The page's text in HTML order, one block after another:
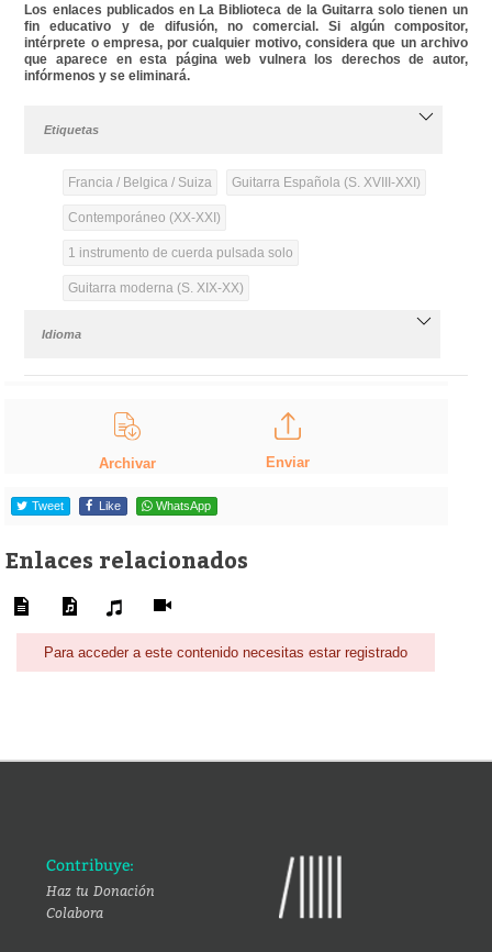
Los enlaces publicados en La Biblioteca de la Guitarra solo tienen un
fin educativo y de difusión, no comercial. Si algún compositor,
intérprete o empresa, por cualquier motivo, considera que un archivo
que aparece en esta página web vulnera los derechos de autor,
infórmenos y se eliminará.
Etiquetas
Francia / Belgica / Suiza Guitarra Española (S. XVIII-XXI)
Contemporáneo (XX-XXI)
1 instrumento de cuerda pulsada solo
Guitarra moderna (S. XIX-XX)
Idioma
Archivar Enviar
Tweet Like WhatsApp
Enlaces relacionados
Para acceder a este contenido necesitas estar registrado
Contribuye:
Haz tu Donación
Colabora